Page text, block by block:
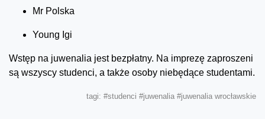
Mr Polska
Young Igi
Wstęp na juwenalia jest bezpłatny. Na imprezę zaproszeni
są wszyscy studenci, a także osoby niebędące studentami.
tagi: #studenci #juwenalia #juwenalia wrocławskie